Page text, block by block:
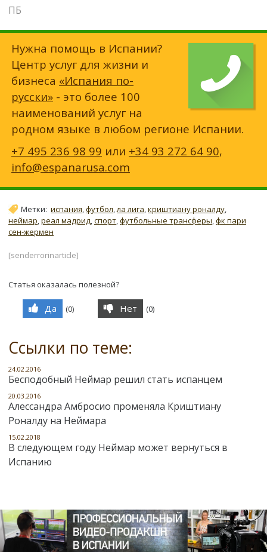
ПБ
Нужна помощь в Испании?
Центр услуг для жизни и
бизнеса «Испания по-
русски» - это более 100
наименований услуг на
родном языке в любом регионе Испании.
+7 495 236 98 99 или +34 93 272 64 90,
info@espanarusa.com
Метки: испания,футбол,ла лига,криштиану роналду,
неймар,реал мадрид,спорт,футбольные трансферы,фк пари
сен-жермен
[senderrorinarticle]
Статья оказалась полезной?
Да (0) Нет (0)
Ссылки по теме:
24.02.2016
Бесподобный Неймар решил стать испанцем
20.03.2016
Алессандра Амбросио променяла Криштиану
Роналду на Неймара
15.02.2018
В следующем году Неймар может вернуться в
Испанию